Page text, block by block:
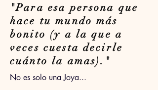
"Para esa persona que
hace tu mundo más
bonito (y a la que a
veces cuesta decirle
cuánto la amas)."
No es solo una Joya...